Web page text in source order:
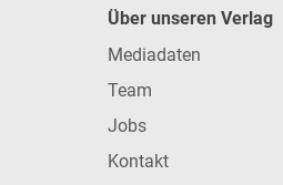
Über unseren Verlag
Mediadaten
Team
Jobs
Kontakt